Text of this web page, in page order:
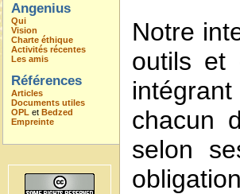
Angenius
Qui
Vision
Charte éthique
Activités récentes
Les amis
Références
Articles
Documents utiles
OPL et Bedzed
Empreinte
Notre
outils et
chacun
selon